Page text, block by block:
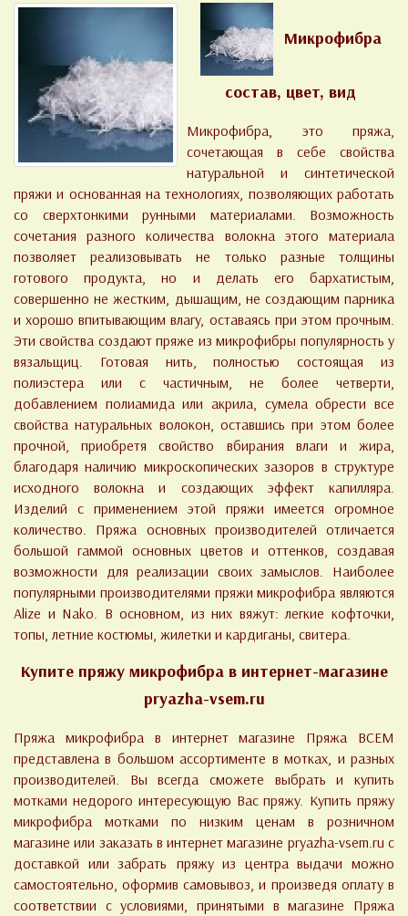
Микрофибра
состав, цвет, вид
Микрофибра, это пряжа,
сочетающая в себе свойства
натуральной и синтетической
пряжи и основанная на технологиях, позволяющих работать
со сверхтонкими рунными материалами. Возможность
сочетания разного количества волокна этого материала
позволяет реализовывать не только разные толщины
готового продукта, но и делать его бархатистым,
совершенно не жестким, дышащим, не создающим парника
и хорошо впитывающим влагу, оставаясь при этом прочным.
Эти свойства создают пряже из микрофибры популярность у
вязальщиц. Готовая нить, полностью состоящая из
полиэстера или с частичным, не более четверти,
добавлением полиамида или акрила, сумела обрести все
свойства натуральных волокон, оставшись при этом более
прочной, приобретя свойство вбирания влаги и жира,
благодаря наличию микроскопических зазоров в структуре
исходного волокна и создающих эффект капилляра.
Изделий с применением этой пряжи имеется огромное
количество. Пряжа основных производителей отличается
большой гаммой основных цветов и оттенков, создавая
возможности для реализации своих замыслов. Наиболее
популярными производителями пряжи микрофибра являются
Alize и Nako . В основном, из них вяжут: легкие кофточки,
топы, летние костюмы, жилетки и кардиганы, свитера.
Купите пряжу микрофибрав интернет-магазине
pryazha-vsem.ru
Пряжа микрофибра в интернет магазине Пряжа ВСЕМ
представлена в большом ассортименте в мотках, и разных
производителей. Вы всегда сможете выбрать и купить
мотками недорого интересующую Вас пряжу. Купить пряжу
микрофибра мотками по низким ценам в розничном
магазине или заказать в интернет магазине pryazha-vsem.ru с
доставкой или забрать пряжу из центра выдачи можно
самостоятельно, оформив самовывоз, и произведя оплату в
соответствии с условиями, принятыми в магазине Пряжа